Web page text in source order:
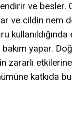
ve besler.
ve cildin nem
yapar.
zararlı
katkıda